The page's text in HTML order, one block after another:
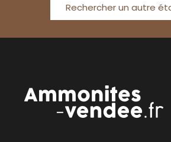
Rechercher un autre